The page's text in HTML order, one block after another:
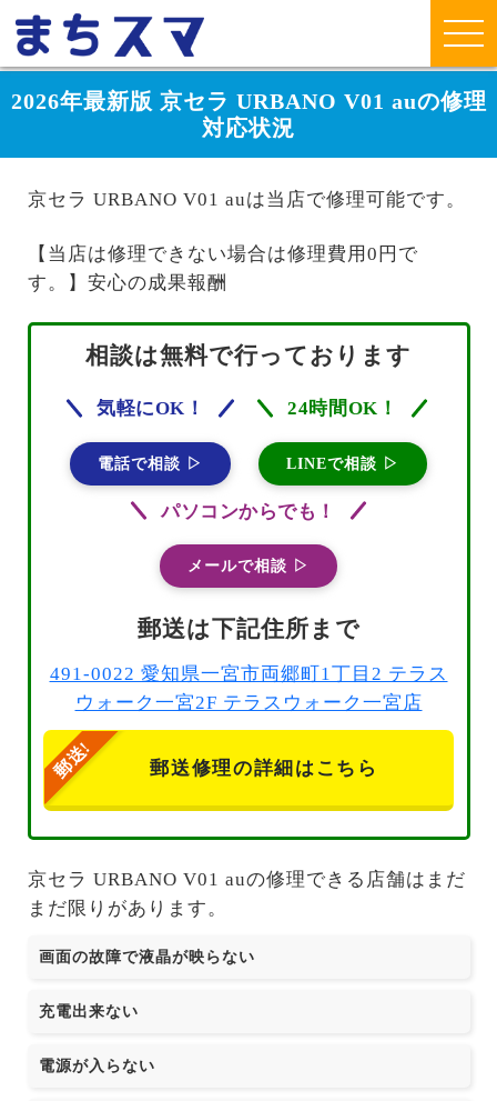
2026年最新版 京セラ URBANO V01 auの修理
対応状況
京セラ URBANO V01 auは当店で修理可能です。
【当店は修理できない場合は修理費用0円で
す。】安心の成果報酬
相談は無料で行っております
気軽にOK！
電話で相談 ▷
24時間OK！
LINEで相談 ▷
パソコンからでも！
メールで相談 ▷
郵送は下記住所まで
491-0022 愛知県一宮市両郷町1丁目2 テラス
ウォーク一宮2F テラスウォーク一宮店
郵送修理の詳細はこちら
京セラ URBANO V01 auの修理できる店舗はまだ
まだ限りがあります。
画面の故障で液晶が映らない
充電出来ない
電源が入らない